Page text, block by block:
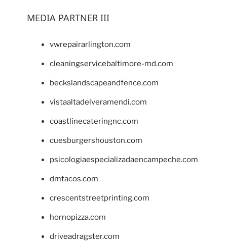
MEDIA PARTNER III
vwrepairarlington.com
cleaningservicebaltimore-md.com
beckslandscapeandfence.com
vistaaltadelveramendi.com
coastlinecateringnc.com
cuesburgershouston.com
psicologiaespecializadaencampeche.com
dmtacos.com
crescentstreetprinting.com
hornopizza.com
driveadragster.com